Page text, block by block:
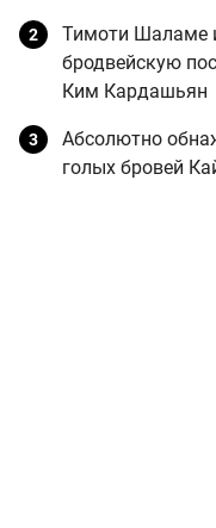
Тимоти Шаламе
бродвейскую
Ким Кардашьян
Абсолютно
голых бровей